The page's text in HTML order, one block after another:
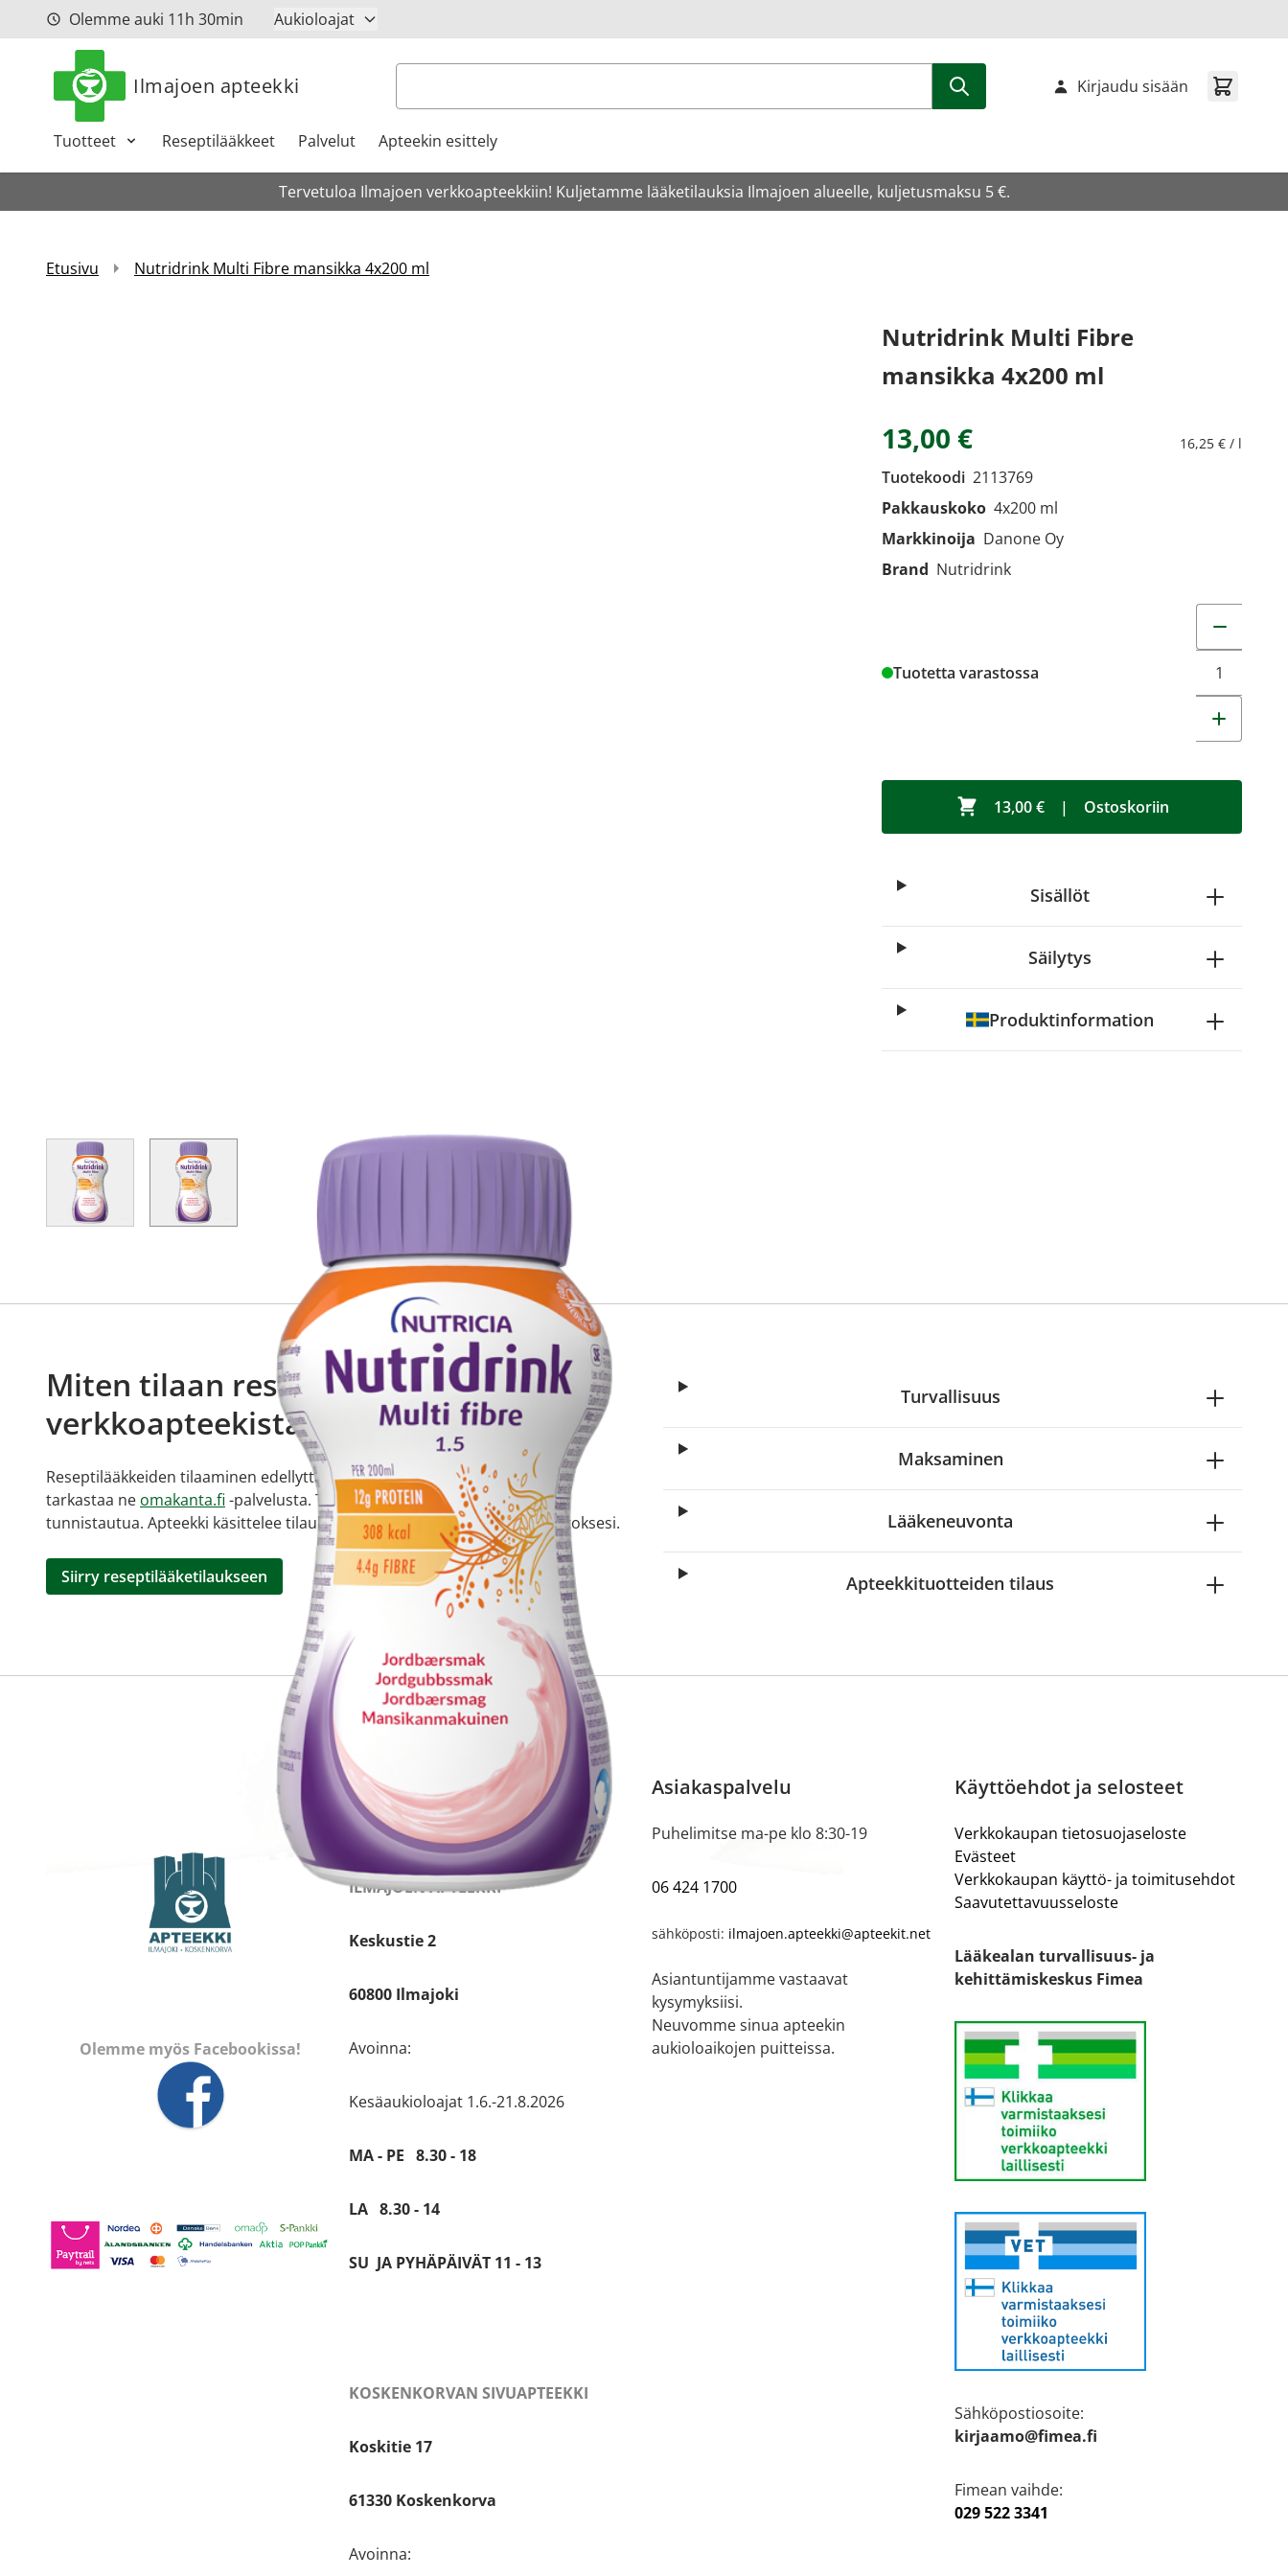
Siirry sisältöönOlemme auki 11h 30min Aukioloajat
Ilmajoen apteekki Haku
Tuotteet Reseptilääkkeet Palvelut Apteekin esittely
Kirjaudu sisään
Tervetuloa Ilmajoen verkkoapteekkiin! Kuljetamme lääketilauksia Ilmajoen alueelle, kuljetusmaksu 5 €.
Etusivu Nutridrink Multi Fibre mansikka 4x200 ml
View larger imageView larger image
Nutridrink Multi Fibre
mansikka 4x200 ml
13,00 € 16,25 € / l
Tuotekoodi 2113769
Pakkauskoko 4x200 ml
Markkinoija Danone Oy
Brand Nutridrink
Tuotetta varastossa
13,00 € | Ostoskoriin
Sisällöt
Säilytys
Produktinformation
Miten tilaan reseptilääkkeitä
verkkoapteekista?
Reseptilääkkeiden tilaaminen edellyttää voimassa olevaa reseptiä, ja voit
tarkastaa ne omakanta.fi -palvelusta. Tilausta varten sinun pitää ensin
tunnistautua. Apteekki käsittelee tilauksesi, jonka jälkeen voit maksaa ostoksesi.
Siirry reseptilääketilaukseen
Turvallisuus
Maksaminen
Lääkeneuvonta
Apteekkituotteiden tilaus
Olemme myös Facebookissa!
Apteekin tiedot
Katso sijainti kartalla
ILMAJOEN APTEEKKI
Keskustie 2
60800 Ilmajoki
Avoinna:
Kesäaukioloajat 1.6.-21.8.2026
MA - PE 8.30 - 18
LA 8.30 - 14
SU JA PYHÄPÄIVÄT 11 - 13
KOSKENKORVAN SIVUAPTEEKKI
Koskitie 17
61330 Koskenkorva
Avoinna:
Asiakaspalvelu
Puhelimitse ma-pe klo 8:30-19
06 424 1700
sähköposti: ilmajoen.apteekki@apteekit.net
Asiantuntijamme vastaavat
kysymyksiisi.
Neuvomme sinua apteekin
aukioloaikojen puitteissa.
Käyttöehdot ja selosteet
Verkkokaupan tietosuojaseloste
Evästeet
Verkkokaupan käyttö- ja toimitusehdot
Saavutettavuusseloste
Lääkealan turvallisuus- ja
kehittämiskeskus Fimea
Sähköpostiosoite:
kirjaamo@fimea.fi
Fimean vaihde:
029 522 3341